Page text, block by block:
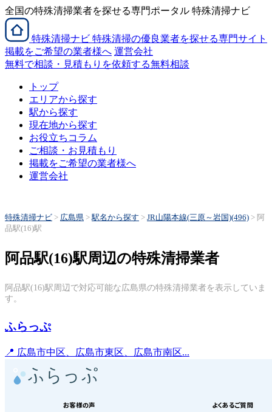
全国の特殊清掃業者を探せる専門ポータル 特殊清掃ナビ
特殊清掃ナビ 特殊清掃の優良業者を探せる専門サイト
掲載をご希望の業者様へ 運営会社
無料で相談・見積もりを依頼する無料相談
トップ
エリアから探す
駅から探す
現在地から探す
お役立ちコラム
ご相談・お見積もり
掲載をご希望の業者様へ
運営会社
特殊清掃ナビ > 広島県 >駅名から探す > JR山陽本線(三原～岩国)(496) > 阿
品駅(16)駅
阿品駅(16)駅周辺の特殊清掃業者
阿品駅(16)駅周辺で対応可能な広島県の特殊清掃業者を表示していま
す。
ふらっぷ
📍 広島市中区、広島市東区、広島市南区...